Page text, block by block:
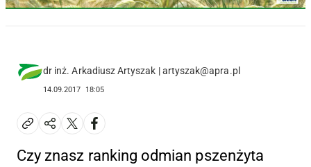
dr inż. Arkadiusz Artyszak | artyszak@apra.pl
14.09.2017 18:05
Czy znasz ranking odmian pszenżyta